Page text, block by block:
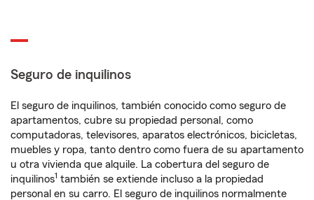
Seguro de inquilinos
El seguro de inquilinos, también conocido como seguro de
apartamentos, cubre su propiedad personal, como
computadoras, televisores, aparatos electrónicos, bicicletas,
muebles y ropa, tanto dentro como fuera de su apartamento
u otra vivienda que alquile. La cobertura del seguro de
inquilinos1 también se extiende incluso a la propiedad
personal en su carro. El seguro de inquilinos normalmente